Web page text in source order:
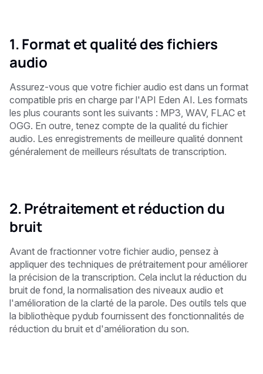
1. Format et qualité des fichiers
audio
Assurez-vous que votre fichier audio est dans un format
compatible pris en charge par l'API Eden AI. Les formats
les plus courants sont les suivants : MP3, WAV, FLAC et
OGG. En outre, tenez compte de la qualité du fichier
audio. Les enregistrements de meilleure qualité donnent
généralement de meilleurs résultats de transcription.
2. Prétraitement et réduction du
bruit
Avant de fractionner votre fichier audio, pensez à
appliquer des techniques de prétraitement pour améliorer
la précision de la transcription. Cela inclut la réduction du
bruit de fond, la normalisation des niveaux audio et
l'amélioration de la clarté de la parole. Des outils tels que
la bibliothèque pydub fournissent des fonctionnalités de
réduction du bruit et d'amélioration du son.